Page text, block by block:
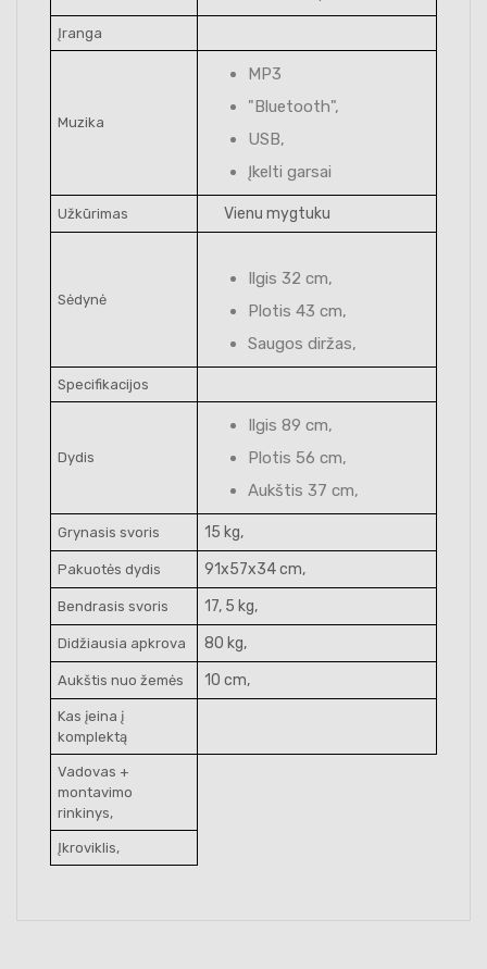
Įranga
Muzika
MP3
"Bluetooth",
USB,
Įkelti garsai
Užkūrimas Vienu mygtuku
Sėdynė
Ilgis 32 cm,
Plotis 43 cm,
Saugos diržas,
Specifikacijos
Dydis
Ilgis 89 cm,
Plotis 56 cm,
Aukštis 37 cm,
Grynasis svoris 15 kg,
Pakuotės dydis 91x57x34 cm,
Bendrasis svoris 17, 5 kg,
Didžiausia apkrova 80 kg,
Aukštis nuo žemės 10 cm,
Kas įeina į
komplektą
Vadovas +
montavimo
rinkinys,
Įkroviklis,